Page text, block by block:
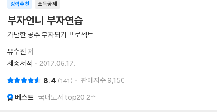
소득공제
강력추천
부자언니 부자연습
가난한 공주 부자되기 프로젝트
유수진 저
세종서적
2017.05.17.
8.4 141 판매지수 9,150
베스트 국내도서 top20 2주